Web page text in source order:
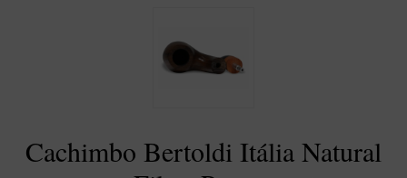
Nacionais
Cachimbo Bertoldi Itália Natural